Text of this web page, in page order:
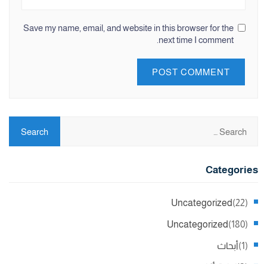
Save my name, email, and website in this browser for the
next time I comment.
Categories
Uncategorized (22)
Uncategorized (180)
أبحاث (1)